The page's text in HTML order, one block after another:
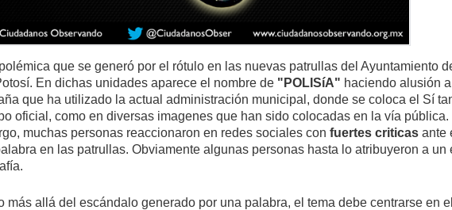
que se generó por el rótulo en las nuevas patrullas del Ayuntamiento
En dichas unidades aparece el nombre de "POLISíA" haciendo alusión
que ha utilizado la actual administración municipal, donde se coloca el Sí
oficial, como en diversas imagenes que han sido colocadas en la vía pública.
muchas personas reaccionaron en redes sociales con fuertes criticas ante
en las patrullas. Obviamente algunas personas hasta lo atribuyeron a un
más allá del escándalo generado por una palabra, el tema debe centrarse en el